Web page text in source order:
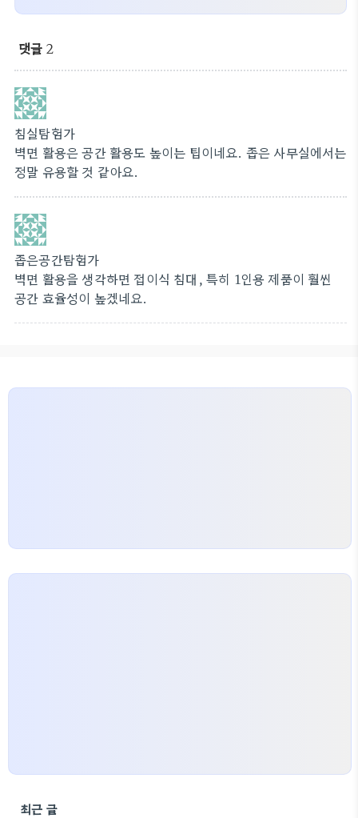
댓글 2
침실탐험가
벽면 활용은 공간 활용도 높이는 팁이네요. 좁은 사무실에서는
정말 유용할 것 같아요.
좁은공간탐험가
벽면 활용을 생각하면 접이식 침대, 특히 1인용 제품이 훨씬
공간 효율성이 높겠네요.
최근 글